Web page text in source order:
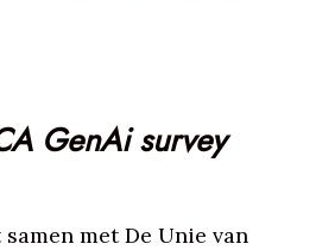
GenAi survey
samen met De Unie van